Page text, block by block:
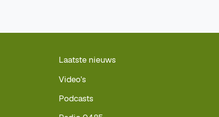
Laatste nieuws
Video's
Podcasts